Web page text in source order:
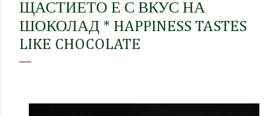
ЩАСТИЕТО Е С ВКУС НА
ШОКОЛАД * HAPPINESS TASTES
LIKE CHOCOLATE